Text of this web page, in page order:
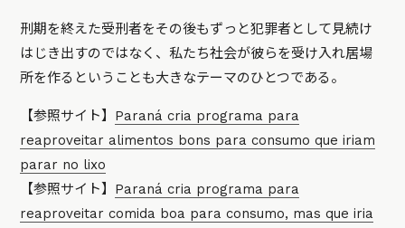
刑期を終えた受刑者をその後もずっと犯罪者として見続け
はじき出すのではなく、私たち社会が彼らを受け入れ居場
所を作るということも大きなテーマのひとつである。
【参照サイト】 Paraná cria programa para
reaproveitar alimentos bons para consumo que iriam
parar no lixo
【参照サイト】 Paraná cria programa para
reaproveitar comida boa para consumo, mas que iria